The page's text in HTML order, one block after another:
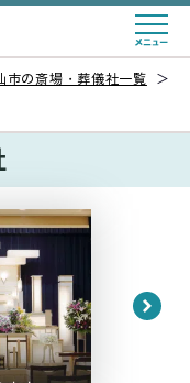
市の斎場・葬儀社一覧
＞